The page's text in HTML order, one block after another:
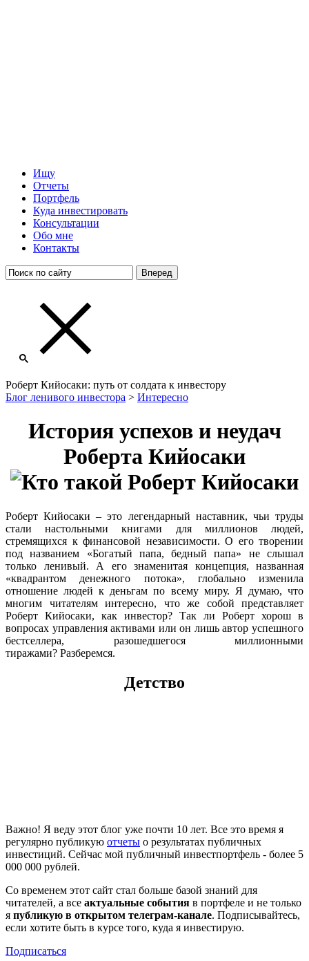
Ищу
Отчеты
Портфель
Куда инвестировать
Консультации
Обо мне
Контакты
Роберт Кийосаки: путь от солдата к инвестору
Блог ленивого инвестора > Интересно
История успехов и неудач
Роберта Кийосаки
Роберт Кийосаки – это легендарный наставник, чьи труды
стали настольными книгами для миллионов людей,
стремящихся к финансовой независимости. О его творении
под названием «Богатый папа, бедный папа» не слышал
только ленивый. А его знаменитая концепция, названная
«квадрантом денежного потока», глобально изменила
отношение людей к деньгам по всему миру. Я думаю, что
многим читателям интересно, что же собой представляет
Роберт Кийосаки, как инвестор? Так ли Роберт хорош в
вопросах управления активами или он лишь автор успешного
бестселлера, разошедшегося миллионными
тиражами? Разберемся.
Детство
Важно! Я веду этот блог уже почти 10 лет. Все это время я
регулярно публикую отчеты о результатах публичных
инвестиций. Сейчас мой публичный инвестпортфель - более 5
000 000 рублей.
Со временем этот сайт стал больше базой знаний для
читателей, а все актуальные события в портфеле и не только
я публикую в открытом телеграм-канале. Подписывайтесь,
если хотите быть в курсе того, куда я инвестирую.
Подписаться